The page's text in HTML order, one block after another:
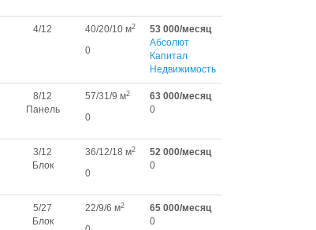
4/12 40/20/10 м2
0
53 000/месяц
Абсолют
Капитал
Недвижимость
8/12
Панель
57/31/9 м2
0
63 000/месяц
0
3/12
Блок
36/12/18 м2
0
52 000/месяц
0
5/27
Блок
22/9/6 м2
65 000/месяц
0